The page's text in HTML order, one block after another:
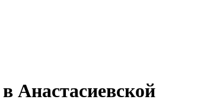
Анастасиевской